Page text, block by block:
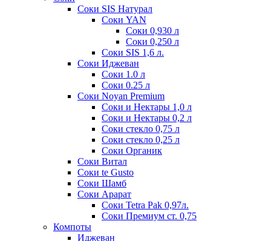
Соки SIS Натурал
Соки YAN
Соки 0,930 л
Соки 0,250 л
Соки SIS 1,6 л.
Соки Иджеван
Соки 1.0 л
Соки 0.25 л
Соки Noyan Premium
Соки и Нектары 1,0 л
Соки и Нектары 0,2 л
Соки стекло 0,75 л
Соки стекло 0,25 л
Соки Органик
Соки Витал
Соки te Gusto
Соки Шамб
Соки Арарат
Соки Tetra Pak 0,97л.
Соки Премиум ст. 0,75
Компоты
Иджеван